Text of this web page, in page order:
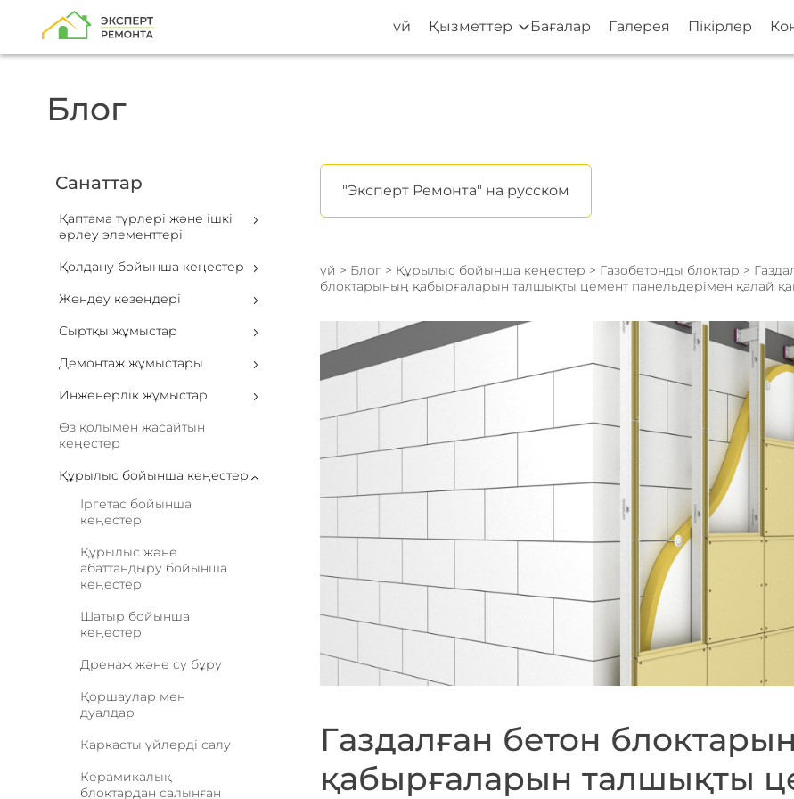
үй Қызметтер Бағалар Галерея Пікірлер
Блог
Санаттар
Қаптама түрлері және ішкі
әрлеу элементтері
Қолдану бойынша кеңестер
Жөндеу кезеңдері
Сыртқы жұмыстар
Демонтаж жұмыстары
Инженерлік жұмыстар
Өз қолымен жасайтын
кеңестер
Құрылыс бойынша кеңестер
Іргетас бойынша
кеңестер
Құрылыс және
абаттандыру бойынша
кеңестер
Шатыр бойынша
кеңестер
Дренаж және су бұру
Қоршаулар мен
дуалдар
Каркасты үйлерді салу
Керамикалық
блоктардан салынған
"Эксперт Ремонта" на русском
үй > Блог> Құрылыс бойынша кеңестер > Газобетонды блоктар >
блоктарының қабырғаларын талшықты цемент панельдерімен қалай
Газдалған бетон
қабырғаларын талшықты